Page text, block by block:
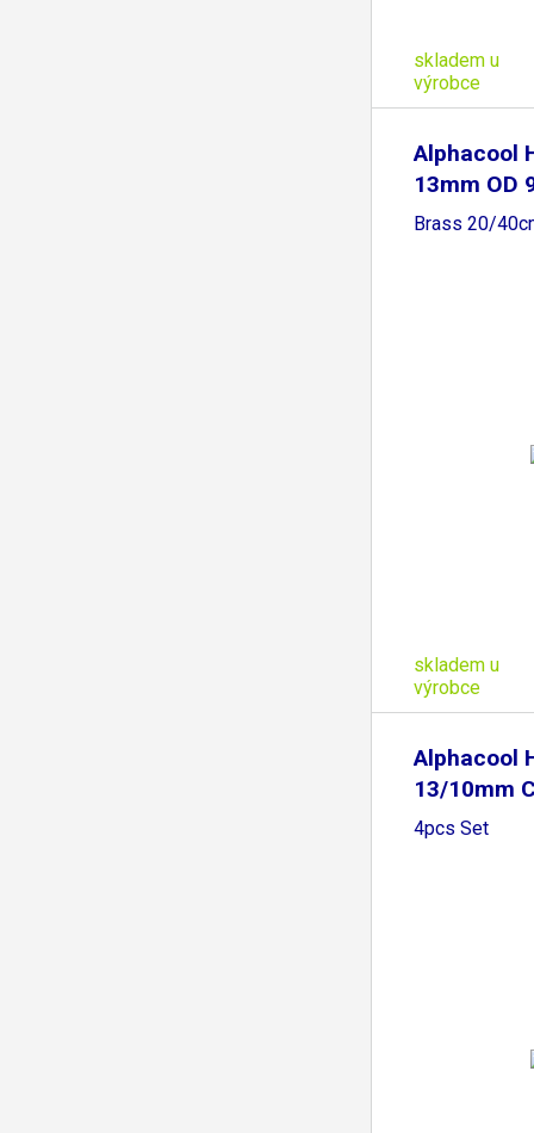
skladem u
výrobce
Alphacool
13mm OD
Brass 20/
skladem u
výrobce
Alphacool
13/10mm
-
4pcs Set